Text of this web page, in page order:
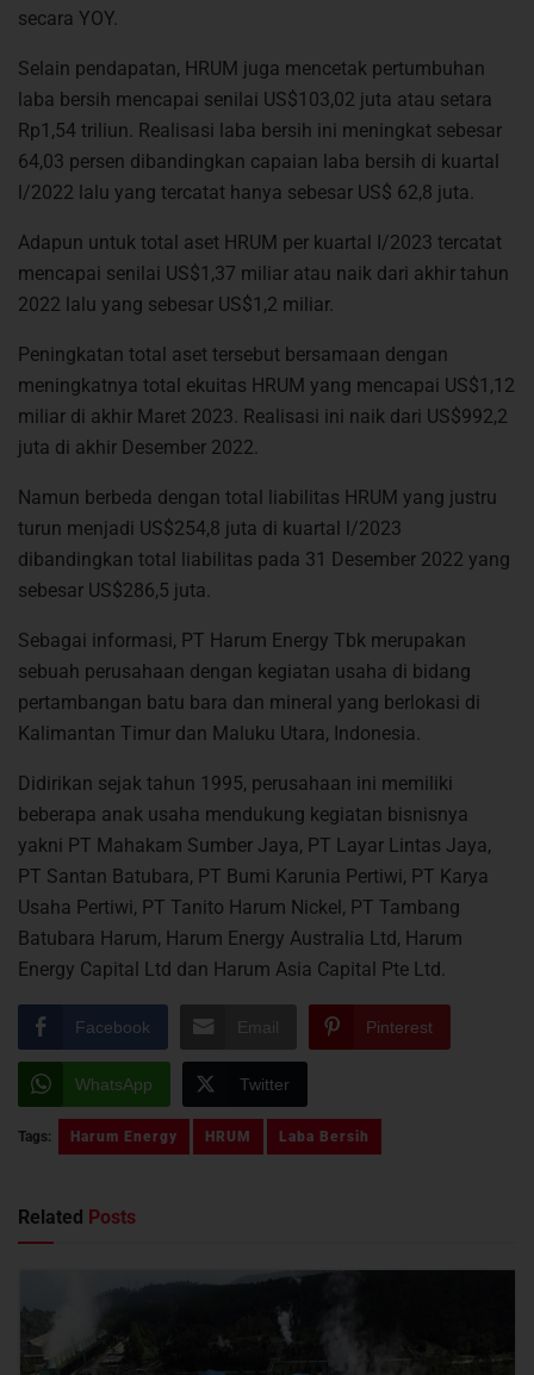
secara YOY.
Selain pendapatan, HRUM juga mencetak pertumbuhan
laba bersih mencapai senilai US$103,02 juta atau setara
Rp1,54 triliun. Realisasi laba bersih ini meningkat sebesar
64,03 persen dibandingkan capaian laba bersih di kuartal
l/2022 lalu yang tercatat hanya sebesar US$ 62,8 juta.
Adapun untuk total aset HRUM per kuartal I/2023 tercatat
mencapai senilai US$1,37 miliar atau naik dari akhir tahun
2022 lalu yang sebesar US$1,2 miliar.
Peningkatan total aset tersebut bersamaan dengan
meningkatnya total ekuitas HRUM yang mencapai US$1,12
miliar di akhir Maret 2023. Realisasi ini naik dari US$992,2
juta di akhir Desember 2022.
Namun berbeda dengan total liabilitas HRUM yang justru
turun menjadi US$254,8 juta di kuartal l/2023
dibandingkan total liabilitas pada 31 Desember 2022 yang
sebesar US$286,5 juta.
Sebagai informasi, PT Harum Energy Tbk merupakan
sebuah perusahaan dengan kegiatan usaha di bidang
pertambangan batu bara dan mineral yang berlokasi di
Kalimantan Timur dan Maluku Utara, Indonesia.
Didirikan sejak tahun 1995, perusahaan ini memiliki
beberapa anak usaha mendukung kegiatan bisnisnya
yakni PT Mahakam Sumber Jaya, PT Layar Lintas Jaya,
PT Santan Batubara, PT Bumi Karunia Pertiwi, PT Karya
Usaha Pertiwi, PT Tanito Harum Nickel, PT Tambang
Batubara Harum, Harum Energy Australia Ltd, Harum
Energy Capital Ltd dan Harum Asia Capital Pte Ltd.
Facebook Email Pinterest
WhatsApp Twitter
Tags: Harum Energy HRUM Laba Bersih
Related Posts